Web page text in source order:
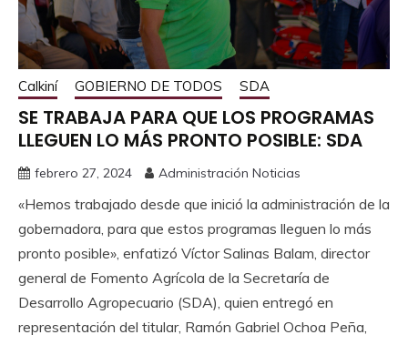
Calkiní GOBIERNO DE TODOS SDA
SE TRABAJA PARA QUE LOS PROGRAMAS
LLEGUEN LO MÁS PRONTO POSIBLE: SDA
febrero 27, 2024 Administración Noticias
«Hemos trabajado desde que inició la administración de la
gobernadora, para que estos programas lleguen lo más
pronto posible», enfatizó Víctor Salinas Balam, director
general de Fomento Agrícola de la Secretaría de
Desarrollo Agropecuario (SDA), quien entregó en
representación del titular, Ramón Gabriel Ochoa Peña,